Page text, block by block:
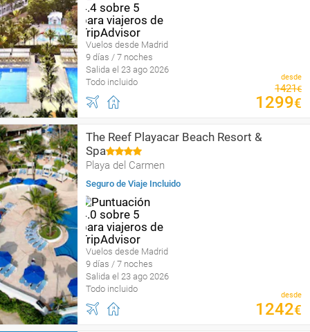
Vuelos desde Madrid
9 días / 7 noches
Salida el 23 ago 2026
Todo incluido
desde
1421€
1299€
The Reef Playacar Beach Resort &
Spa
Playa del Carmen
Seguro de Viaje Incluido
Vuelos desde Madrid
9 días / 7 noches
Salida el 23 ago 2026
Todo incluido
desde
1242€